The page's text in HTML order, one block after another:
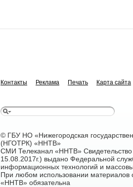
Контакты Реклама Печать Карта сайта
© ГБУ НО «Нижегородская
(НГОТРК) «ННТВ»
СМИ Телеканал «ННТВ»
15.08.2017г.) выдано Федеральной
информационных технологий и
При любом использовании материалов
«ННТВ» обязательна